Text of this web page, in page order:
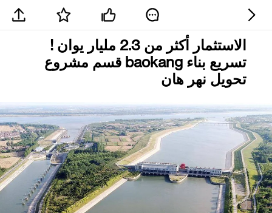
الاستثمار أكثر من 2.3 مليار يوان !
تسريع بناء baokang قسم مشروع
تحويل نهر هان